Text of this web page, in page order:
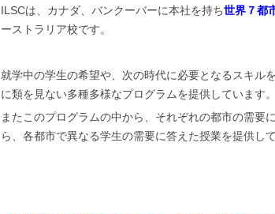
ILSCは、カナダ、バンクーバーに本社を持ち世界７都
ーストラリア校です。
就学中の学生の希望や、次の時代に必要となるスキル
に類を見ない多種多様なプログラムを提供しています。
またこのプログラムの中から、それぞれの都市の需要
ら、各都市で異なる学生の需要に答えた授業を提供して